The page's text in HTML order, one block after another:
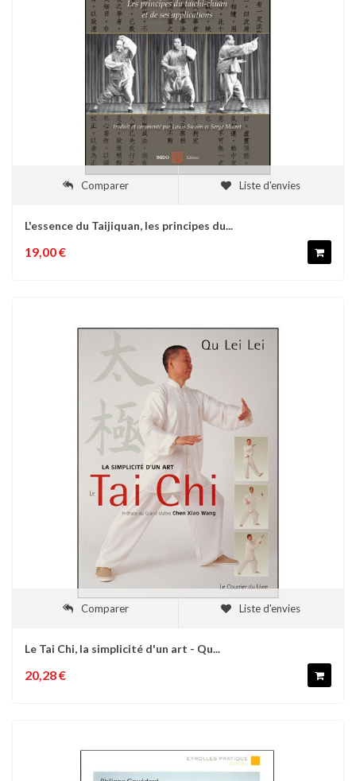
Comparer Liste d'envies
L'essence du Taijiquan, les principes du...
19,00 €
Comparer Liste d'envies
Le Tai Chi, la simplicité d'un art - Qu...
20,28 €